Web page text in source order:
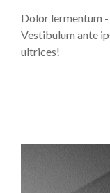
Dolor lermentum -
Vestibulum ante
ultrices!